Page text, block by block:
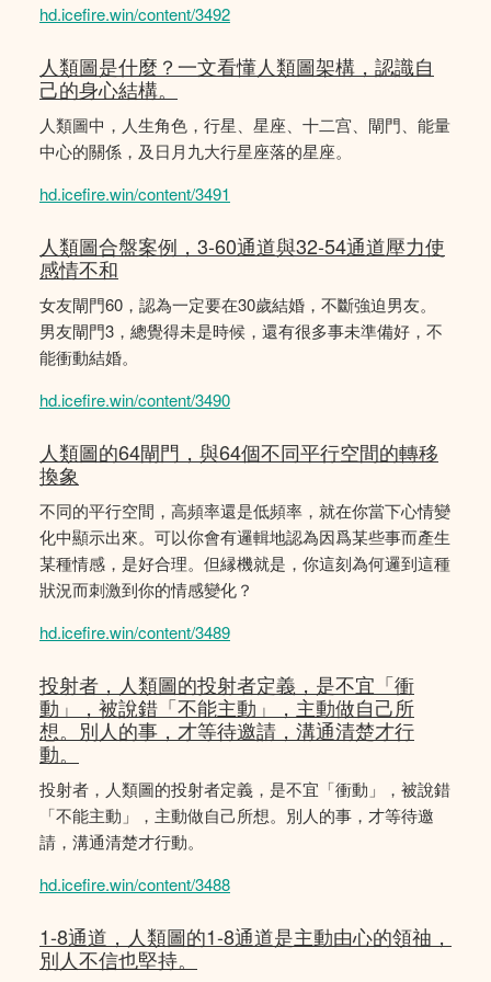
hd.icefire.win/content/3492
人類圖是什麼？一文看懂人類圖架構，認識自
己的身心結構。
人類圖中，人生角色，行星、星座、十二宫、閘門、能量
中心的關係，及日月九大行星座落的星座。
hd.icefire.win/content/3491
人類圖合盤案例，3-60通道與32-54通道壓力使
感情不和
女友閘門60，認為一定要在30歲結婚，不斷強迫男友。
男友閘門3，總覺得未是時候，還有很多事未準備好，不
能衝動結婚。
hd.icefire.win/content/3490
人類圖的64閘門，與64個不同平行空間的轉移
換象
不同的平行空間，高頻率還是低頻率，就在你當下心情變
化中顯示出來。可以你會有邏輯地認為因爲某些事而產生
某種情感，是好合理。但縁機就是，你這刻為何邏到這種
狀況而刺激到你的情感變化？
hd.icefire.win/content/3489
投射者，人類圖的投射者定義，是不宜「衝
動」，被說錯「不能主動」，主動做自己所
想。別人的事，才等待邀請，溝通清楚才行
動。
投射者，人類圖的投射者定義，是不宜「衝動」，被說錯
「不能主動」，主動做自己所想。別人的事，才等待邀
請，溝通清楚才行動。
hd.icefire.win/content/3488
1-8通道，人類圖的1-8通道是主動由心的領䄂，
別人不信也堅持。